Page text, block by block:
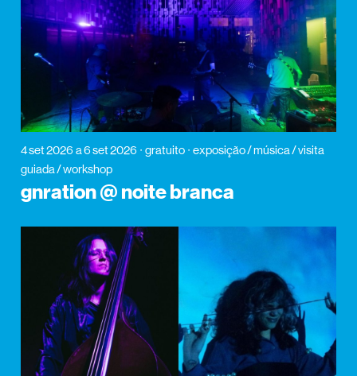
4 set 2026 a 6 set 2026 gratuito
exposição / música / visita
guiada / workshop
gnration @ noite branca